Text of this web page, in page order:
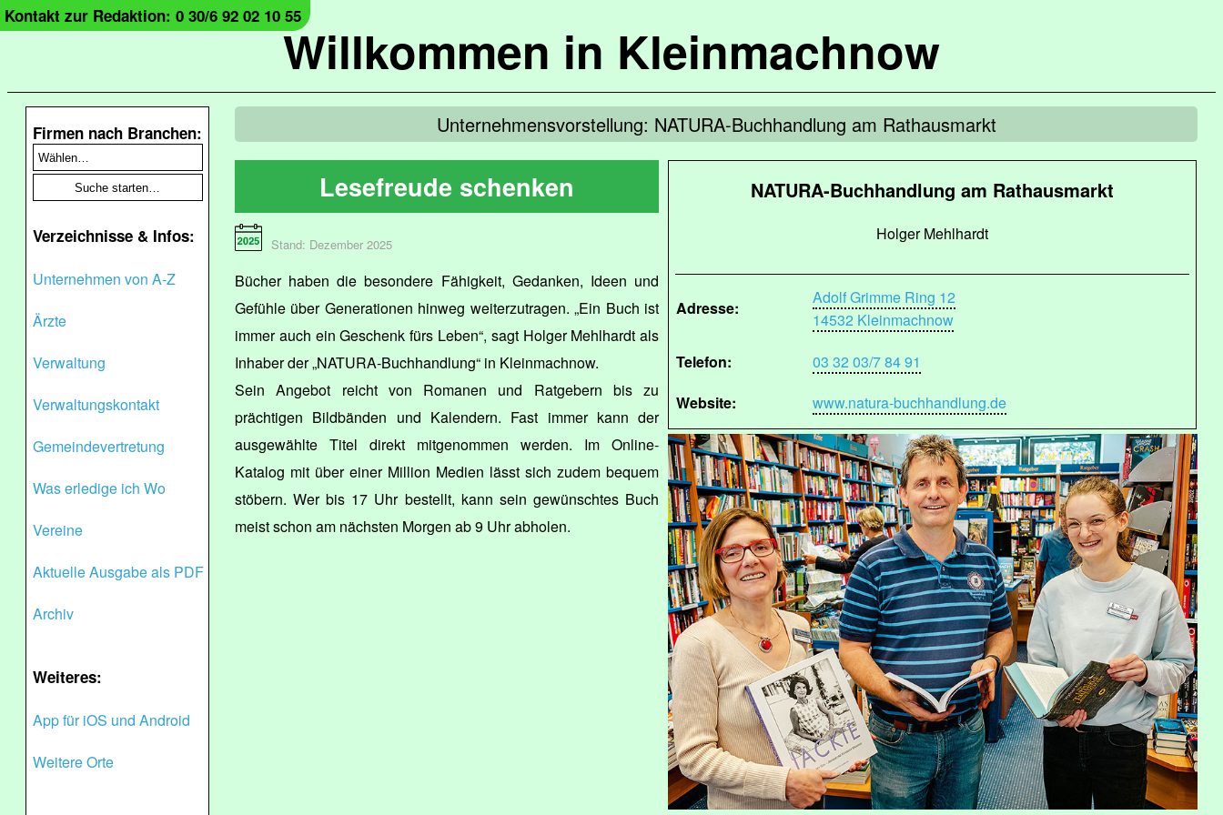
Willkommen in Kleinmachnow
Kontakt zur Redaktion: 0 30/6 92 02 10 55
Firmen nach Branchen:
Verzeichnisse & Infos:
Unternehmen von A-Z
Ärzte
Verwaltung
Verwaltungskontakt
Gemeindevertretung
Was erledige ich Wo
Vereine
Aktuelle Ausgabe als PDF
Archiv
Weiteres:
App für iOS und Android
Weitere Orte
Unternehmensvorstellung: NATURA-Buchhandlung am Rathausmarkt
NATURA-Buchhandlung am Rathausmarkt
Holger Mehlhardt
Adresse:
Adolf Grimme Ring 12
14532 Kleinmachnow
Telefon:
03 32 03/7 84 91
Website:
www.natura-buchhandlung.de
Lesefreude schenken
Stand: Dezember 2025
Bücher haben die besondere Fähigkeit, Gedanken, Ideen und
Gefühle über Generationen hinweg weiterzutragen. „Ein Buch ist
immer auch ein Geschenk fürs Leben“, sagt Holger Mehlhardt als
Inhaber der „NATURA-Buchhandlung“ in Kleinmachnow.
Sein Angebot reicht von Romanen und Ratgebern bis zu
prächtigen Bildbänden und Kalendern. Fast immer kann der
ausgewählte Titel direkt mitgenommen werden. Im Online-
Katalog mit über einer Million Medien lässt sich zudem bequem
stöbern. Wer bis 17 Uhr bestellt, kann sein gewünschtes Buch
meist schon am nächsten Morgen ab 9 Uhr abholen.